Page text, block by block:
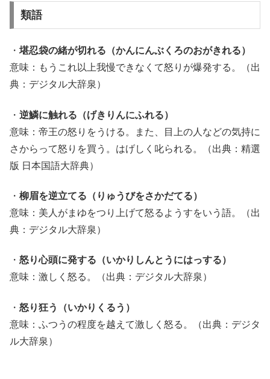
類語
・ 堪忍袋の緒が切れる（かんにんぶくろのおがきれる）
意味：もうこれ以上我慢できなくて怒りが爆発する。（出
典：デジタル大辞泉）
・ 逆鱗に触れる（げきりんにふれる）
意味：帝王の怒りをうける。また、目上の人などの気持に
さからって怒りを買う。はげしく叱られる。（出典：精選
版 日本国語大辞典）
・ 柳眉を逆立てる（りゅうびをさかだてる）
意味：美人がまゆをつり上げて怒るようすをいう語。（出
典：デジタル大辞泉）
・ 怒り心頭に発する（いかりしんとうにはっする）
意味：激しく怒る。（出典：デジタル大辞泉）
・ 怒り狂う（いかりくるう）
意味：ふつうの程度を越えて激しく怒る。（出典：デジタ
ル大辞泉）